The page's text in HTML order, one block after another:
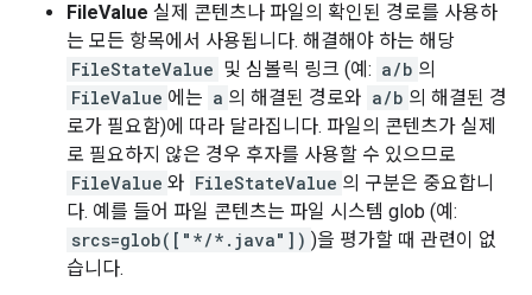
FileValue 실제 콘텐츠나 파일의 확인된 경로를 사용하
는 모든 항목에서 사용됩니다. 해결해야 하는 해당
FileStateValue 및 심볼릭 링크 (예: a/b 의
FileValue 에는 a 의 해결된 경로와 a/b 의 해결된 경
로가 필요함)에 따라 달라집니다. 파일의 콘텐츠가 실제
로 필요하지 않은 경우 후자를 사용할 수 있으므로
FileValue 와 FileStateValue 의 구분은 중요합니
다. 예를 들어 파일 콘텐츠는 파일 시스템 glob (예:
srcs=glob(["*/*.java"]) )을 평가할 때 관련이 없
습니다.